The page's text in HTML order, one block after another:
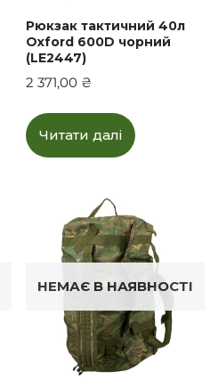
Рюкзак тактичний 40л
Oxford 600D чорний
(LE2447)
2 371,00 ₴
Читати далі
НЕМАЄ В НАЯВНОСТІ